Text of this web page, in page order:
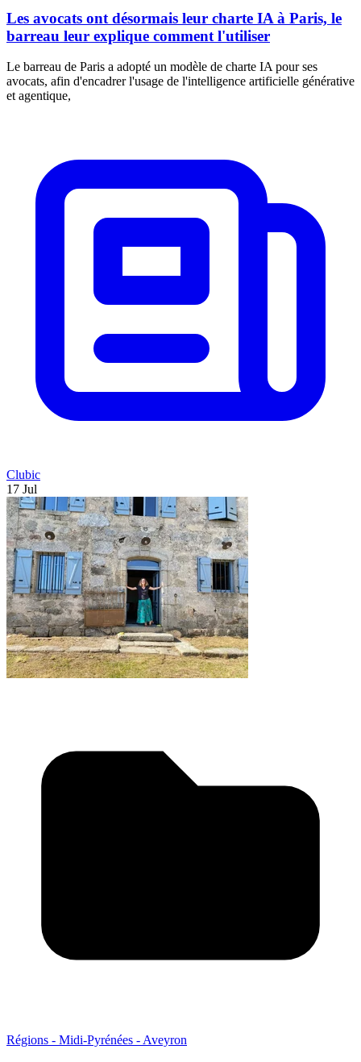
Les avocats ont désormais leur charte IA à Paris, le
barreau leur explique comment l'utiliser
Le barreau de Paris a adopté un modèle de charte IA pour ses
avocats, afin d'encadrer l'usage de l'intelligence artificielle générative
et agentique,
Clubic
17 Jul
Régions - Midi-Pyrénées - Aveyron